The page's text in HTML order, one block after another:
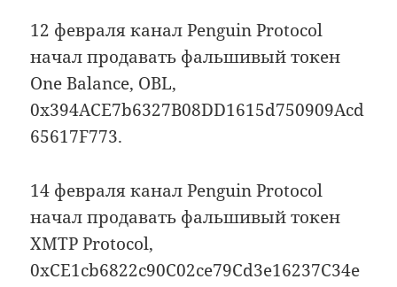
12 февраля канал Penguin Protocol
начал продавать фальшивый токен
One Balance, OBL,
0x394ACE7b6327B08DD1615d750909Acd
65617F773.
14 февраля канал Penguin Protocol
начал продавать фальшивый токен
XMTP Protocol,
0xCE1cb6822c90C02ce79Cd3e16237C34e